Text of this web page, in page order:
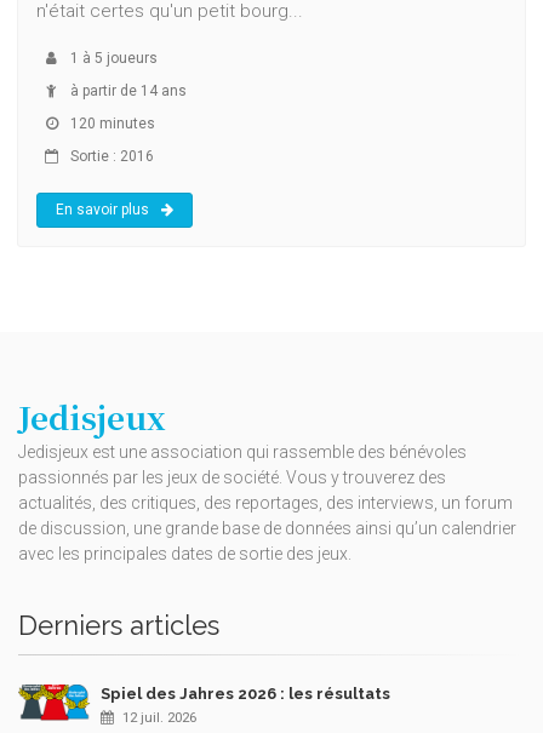
n'était certes qu'un petit bourg...
1 à 5 joueurs
à partir de 14 ans
120 minutes
Sortie : 2016
En savoir plus
Jedisjeux
Jedisjeux est une association qui rassemble des bénévoles
passionnés par les jeux de société. Vous y trouverez des
actualités, des critiques, des reportages, des interviews, un forum
de discussion, une grande base de données ainsi qu’un calendrier
avec les principales dates de sortie des jeux.
Derniers articles
Spiel des Jahres 2026 : les résultats
12 juil. 2026